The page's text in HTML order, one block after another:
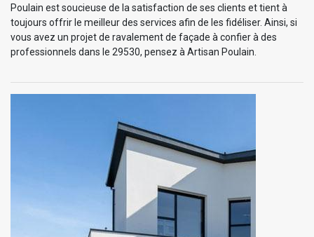
Poulain est soucieuse de la satisfaction de ses clients et tient à
toujours offrir le meilleur des services afin de les fidéliser. Ainsi, si
vous avez un projet de ravalement de façade à confier à des
professionnels dans le 29530, pensez à Artisan Poulain.